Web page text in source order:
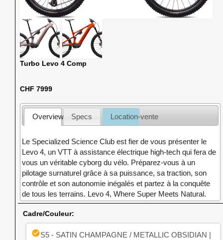
Turbo Levo 4 Comp
CHF 7999
Overview Specs Location-vente
Le Specialized Science Club est fier de vous présenter le
Levo 4, un VTT à assistance électrique high-tech qui fera de
vous un véritable cyborg du vélo. Préparez-vous à un
pilotage surnaturel grâce à sa puissance, sa traction, son
contrôle et son autonomie inégalés et partez à la conquête
de tous les terrains. Levo 4, Where Super Meets Natural.
Cadre/Couleur:
check_circleS5 - SATIN CHAMPAGNE / METALLIC OBSIDIAN |